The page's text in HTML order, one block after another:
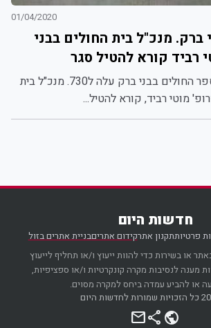
01/04/2020
ברק. מנכ"ל בית החולים בבני
רביד קורא להטיל סגר
בני ברק בכותרות.מספר החולים בבני ברק עלה ל730. מנכ"ל בית
מוטי רביד, קורא להטיל...
חדשות היום
פרטיותתקנון אתרקידום אתריםבניית אתרים בזול
או בשירות כדי להוות ייעוץ ו/או תחליף לייעוץ
מענה לנסיבות מקרה קונקרטיות ו/או ספציפיות,
או להביע עמדה ביחס למקרה מסוים.
public
share
mail